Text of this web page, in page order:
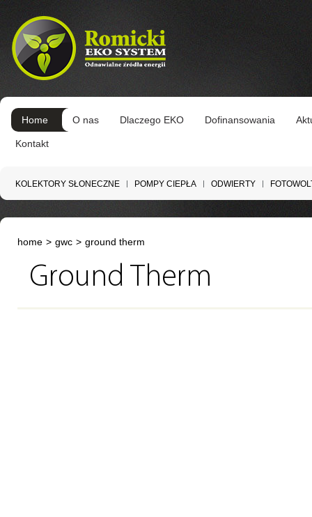
Home O nas Dlaczego EKO Dofinansowania
Kontakt
KOLEKTORY SŁONECZNE POMPY CIEPŁA ODWIERTY
home > gwc > ground therm
Ground Therm